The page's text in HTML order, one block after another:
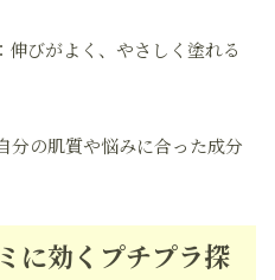
：伸びがよく、やさしく塗れる
分の肌質や悩みに合った成分
に効くプチプラ探